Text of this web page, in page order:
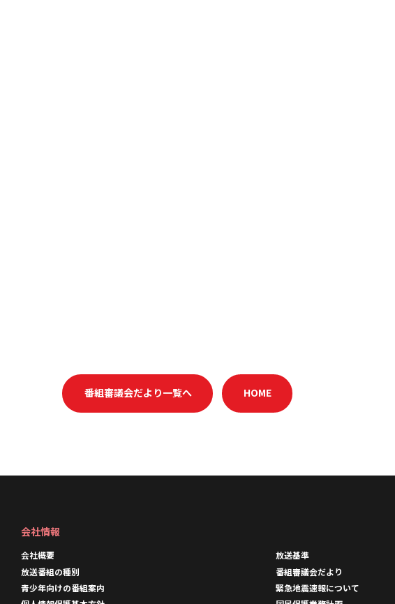
番組審議会だより一覧へ HOME
会社情報
会社概要
放送基準
放送番組の種別
番組審議会だより
青少年向けの番組案内
緊急地震速報について